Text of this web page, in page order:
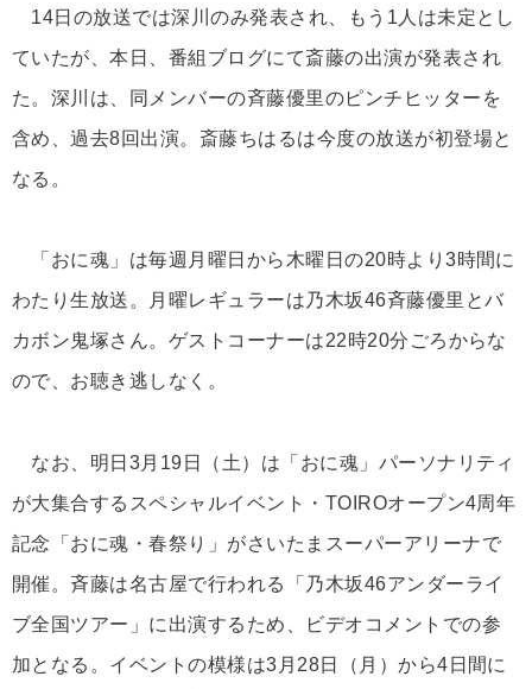
14日の放送では深川のみ発表され、もう1人は未定とし
ていたが、本日、番組ブログにて斎藤の出演が発表され
た。深川は、同メンバーの斉藤優里のピンチヒッターを
含め、過去8回出演。斎藤ちはるは今度の放送が初登場と
なる。
「おに魂」は毎週月曜日から木曜日の20時より3時間に
わたり生放送。月曜レギュラーは乃木坂46斉藤優里とバ
カボン鬼塚さん。ゲストコーナーは22時20分ごろからな
ので、お聴き逃しなく。
なお、明日3月19日（土）は「おに魂」パーソナリティ
が大集合するスペシャルイベント・TOIROオープン4周年
記念「おに魂・春祭り」がさいたまスーパーアリーナで
開催。斉藤は名古屋で行われる「乃木坂46アンダーライ
ブ全国ツアー」に出演するため、ビデオコメントでの参
加となる。イベントの模様は3月28日（月）から4日間に